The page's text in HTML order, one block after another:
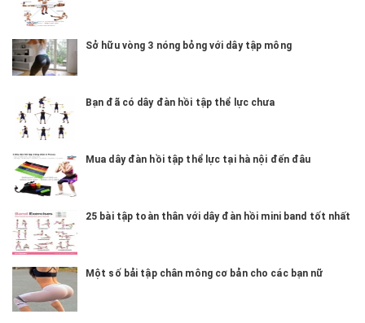
Sở hữu vòng 3 nóng bỏng với dây tập mông
Bạn đã có dây đàn hồi tập thể lực chưa
Mua dây đàn hồi tập thể lực tại hà nội đến đâu
25 bài tập toàn thân với dây đàn hồi mini band tốt nhất
Một số bải tập chân mông cơ bản cho các bạn nữ